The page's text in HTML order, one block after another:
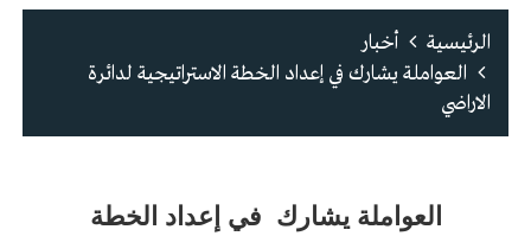
الرئيسية
أخبار
العواملة يشارك في إعداد الخطة الاستراتيجية لدائرة
الاراضي
العواملة يشارك في إعداد الخطة